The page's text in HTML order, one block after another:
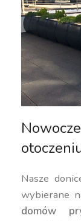
Nasze
wybierane
domów